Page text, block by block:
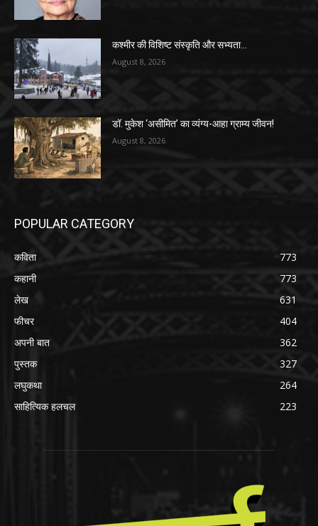
कश्मीर की विशिष्ट संस्कृति और सभ्यता…
August 8, 2026
डॉ. मुकेश ‘असीमित’ का व्यंग्य-आहा ग्राम्य जीवन!
August 8, 2026
POPULAR CATEGORY
कविता
773
कहानी
773
लेख
631
फीचर
404
अपनी बात
362
पुस्तक
327
लघुकथा
264
साहित्यिक हलचल
223